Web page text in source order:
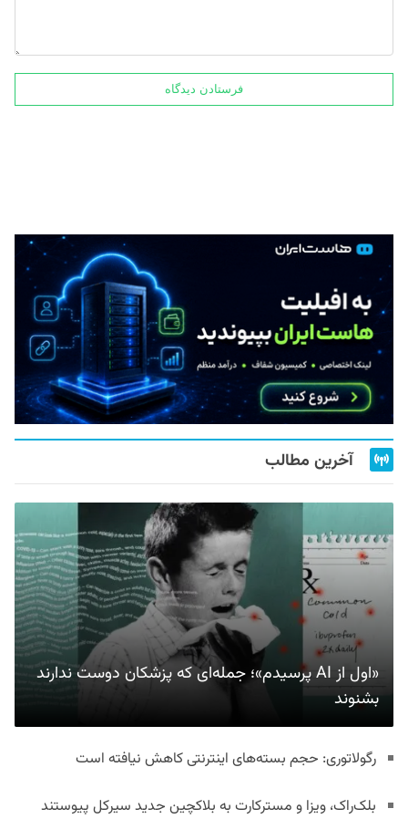
آخرین مطالب
«اول از AI پرسیدم»؛ جمله‌ای که پزشکان دوست ندارند
بشنوند
رگولاتوری: حجم بسته‌های اینترنتی کاهش نیافته است
بلک‌راک، ویزا و مسترکارت به بلاکچین جدید سیرکل پیوستند